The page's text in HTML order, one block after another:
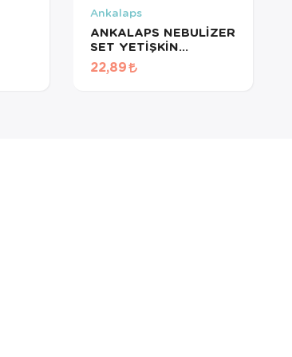
Ankalaps
ANKALAPS NEBULİZER
SET YETİŞKİN
(NEBULSET)
22,89